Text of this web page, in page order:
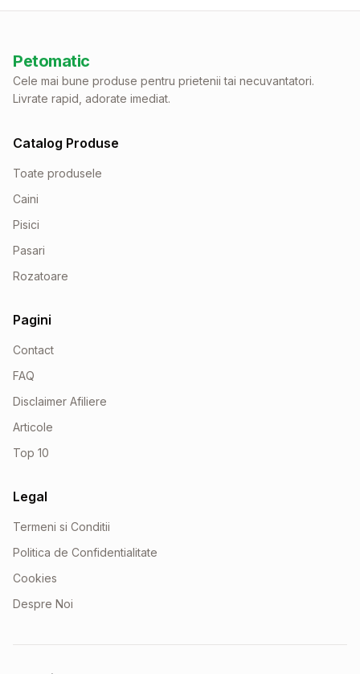
Petomatic
Cele mai bune produse pentru prietenii tai necuvantatori.
Livrate rapid, adorate imediat.
Catalog Produse
Toate produsele
Caini
Pisici
Pasari
Rozatoare
Pagini
Contact
FAQ
Disclaimer Afiliere
Articole
Top 10
Legal
Termeni si Conditii
Politica de Confidentialitate
Cookies
Despre Noi